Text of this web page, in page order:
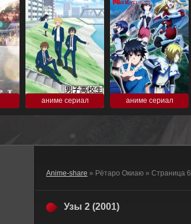
аниме сериал аниме сериал
Anime-share » Рётаро Окиаю » Страница 6
Узы 2 (2001)